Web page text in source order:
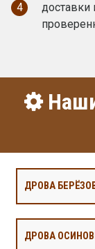
4
доставки
Наши
ДРОВА
ДРОВА